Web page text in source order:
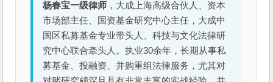
杨春宝一级律师 ，大成上海高级合伙人、资本
市场部主任、国资基金研究中心主任，大成中
国区私募基金专业带头人、科技与文化法律研
究中心联合牵头人。执业30余年，长期从事私
募基金、投融资、并购重组法律服务，尤其对